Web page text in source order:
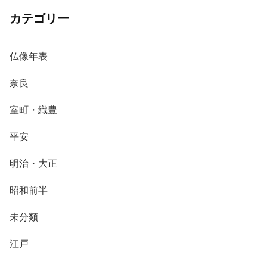
カテゴリー
仏像年表
奈良
室町・織豊
平安
明治・大正
昭和前半
未分類
江戸